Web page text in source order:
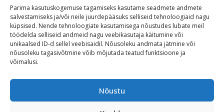
Parima kasutuskogemuse tagamiseks kasutame seadmete andmete
salvestamiseks ja/või neile juurdepääsuks selliseid tehnoloogiaid nagu
küpsised. Nende tehnoloogiate kasutamisega nõustudes lubate meil
töödelda selliseid andmeid nagu veebikasutaja käitumine või
unikaalsed ID-d sellel veebisaidil. Nõusoleku andmata jätmine või
nõusoleku tagasivõtmine võib mõjutada teatud funktsioone ja
võimalusi.
Nõustu
Maitseelamused
Vaatamisväärsused
Visit Tallinn
Turismiprofessionaalile